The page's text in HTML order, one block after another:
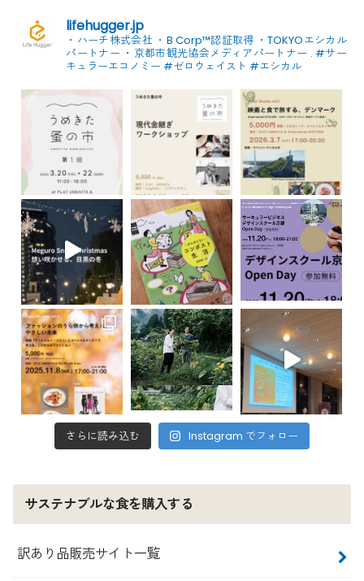
lifehugger.jp
・ハーチ株式会社 ・B Corp™認証取得 ・TOKYOエシカル
パートナー ・京都市観光協会メディアパートナー . #サー
キュラーエコノミー #ゼロウェイスト #エシカル
さらに読み込む Instagram でフォロー
サステナブルな食を購入する
訳あり品販売サイト一覧